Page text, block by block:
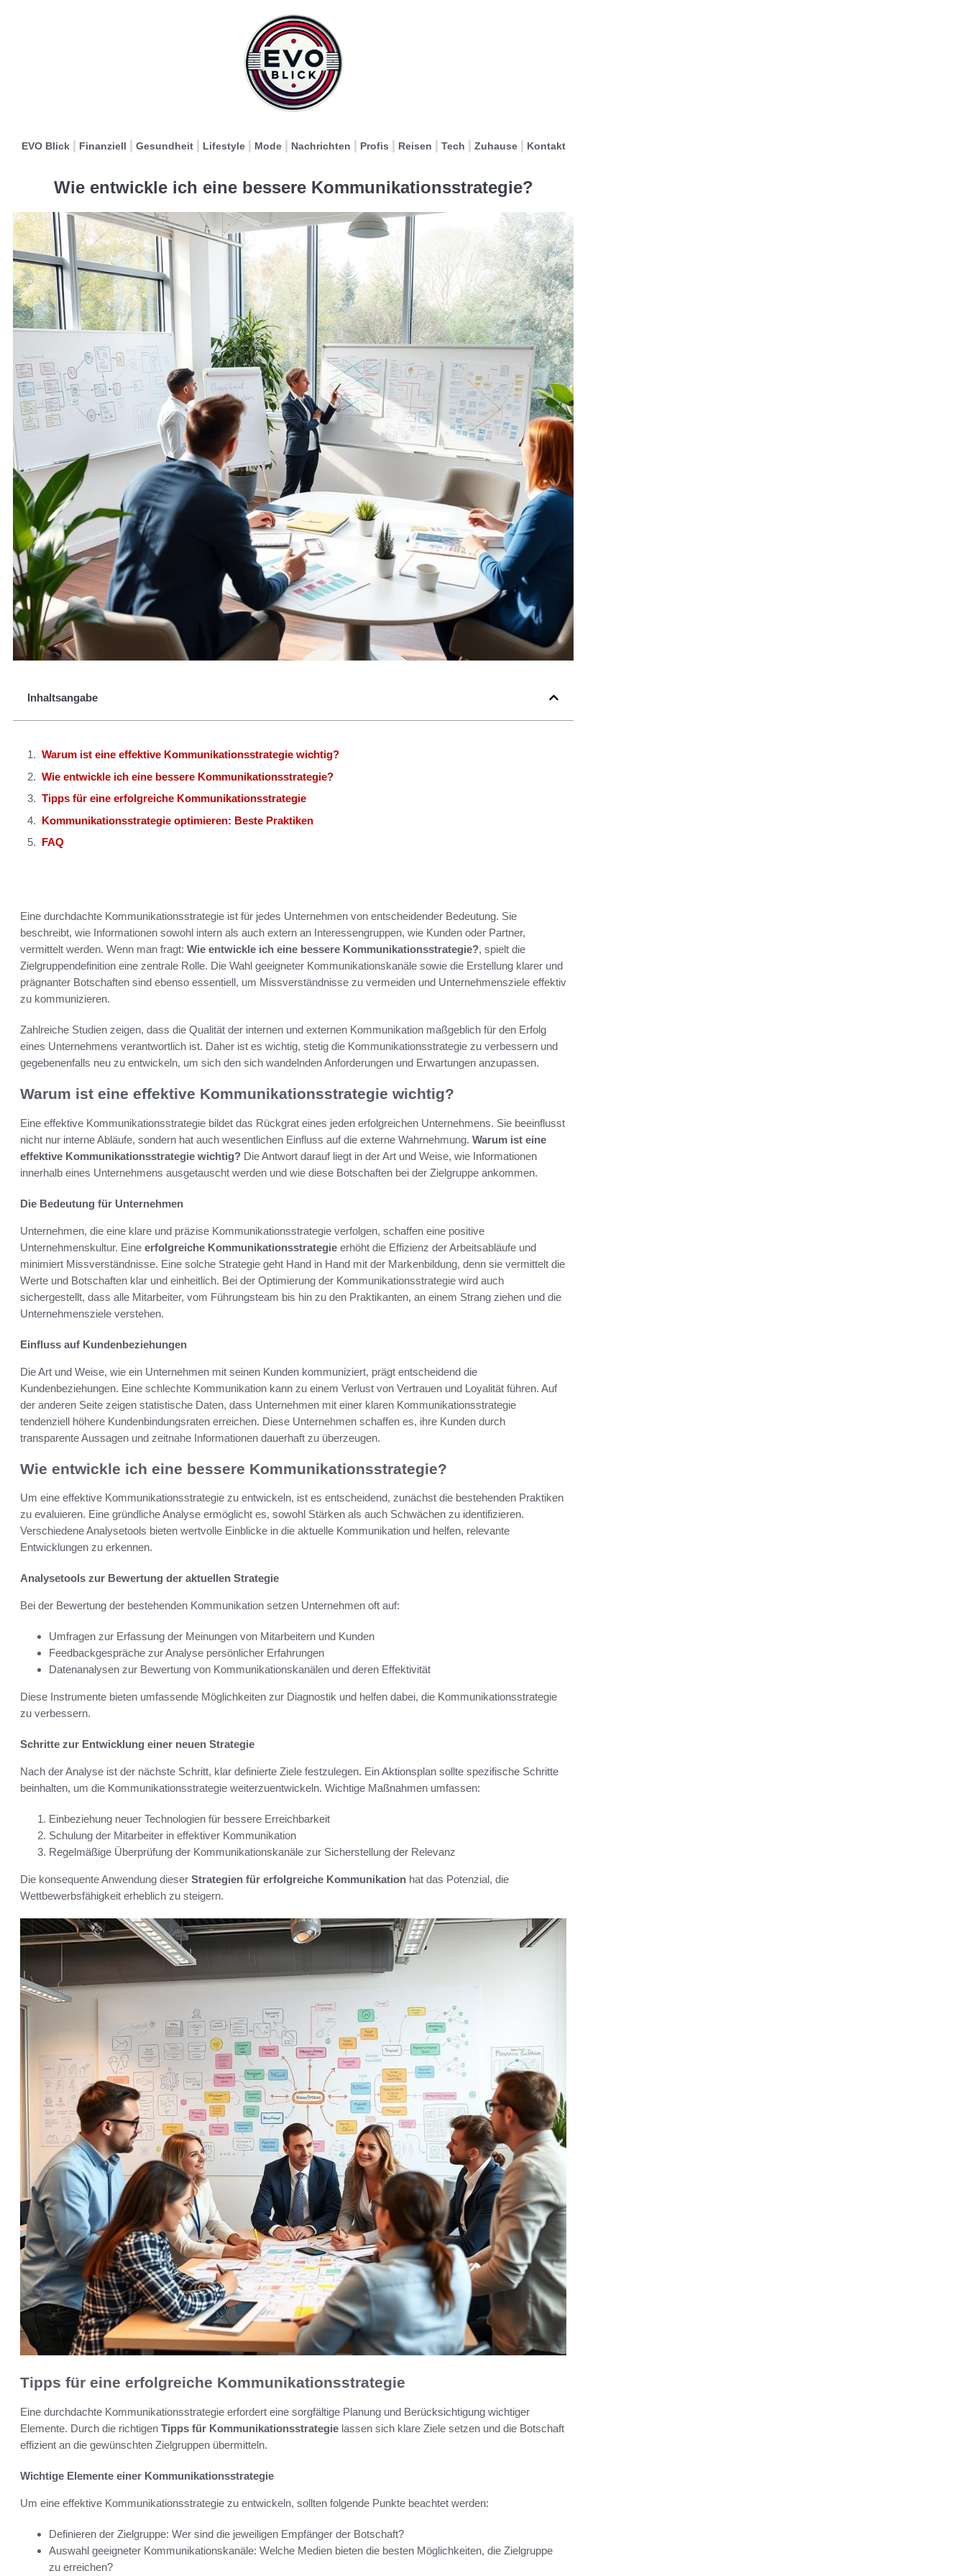
EVO Blick Finanziell Gesundheit Lifestyle Mode Nachrichten Profis Reisen Tech Zuhause Kontakt
Wie entwickle ich eine bessere Kommunikationsstrategie?
Inhaltsangabe
Warum ist eine effektive Kommunikationsstrategie wichtig?
Wie entwickle ich eine bessere Kommunikationsstrategie?
Tipps für eine erfolgreiche Kommunikationsstrategie
Kommunikationsstrategie optimieren: Beste Praktiken
FAQ
Eine durchdachte Kommunikationsstrategie ist für jedes Unternehmen von entscheidender Bedeutung. Sie
beschreibt, wie Informationen sowohl intern als auch extern an Interessengruppen, wie Kunden oder Partner,
vermittelt werden. Wenn man fragt: Wie entwickle ich eine bessere Kommunikationsstrategie?, spielt die
Zielgruppendefinition eine zentrale Rolle. Die Wahl geeigneter Kommunikationskanäle sowie die Erstellung klarer und
prägnanter Botschaften sind ebenso essentiell, um Missverständnisse zu vermeiden und Unternehmensziele effektiv
zu kommunizieren.
Zahlreiche Studien zeigen, dass die Qualität der internen und externen Kommunikation maßgeblich für den Erfolg
eines Unternehmens verantwortlich ist. Daher ist es wichtig, stetig die Kommunikationsstrategie zu verbessern und
gegebenenfalls neu zu entwickeln, um sich den sich wandelnden Anforderungen und Erwartungen anzupassen.
Warum ist eine effektive Kommunikationsstrategie wichtig?
Eine effektive Kommunikationsstrategie bildet das Rückgrat eines jeden erfolgreichen Unternehmens. Sie beeinflusst
nicht nur interne Abläufe, sondern hat auch wesentlichen Einfluss auf die externe Wahrnehmung. Warum ist eine
effektive Kommunikationsstrategie wichtig? Die Antwort darauf liegt in der Art und Weise, wie Informationen
innerhalb eines Unternehmens ausgetauscht werden und wie diese Botschaften bei der Zielgruppe ankommen.
Die Bedeutung für Unternehmen
Unternehmen, die eine klare und präzise Kommunikationsstrategie verfolgen, schaffen eine positive
Unternehmenskultur. Eine erfolgreiche Kommunikationsstrategie erhöht die Effizienz der Arbeitsabläufe und
minimiert Missverständnisse. Eine solche Strategie geht Hand in Hand mit der Markenbildung, denn sie vermittelt die
Werte und Botschaften klar und einheitlich. Bei der Optimierung der Kommunikationsstrategie wird auch
sichergestellt, dass alle Mitarbeiter, vom Führungsteam bis hin zu den Praktikanten, an einem Strang ziehen und die
Unternehmensziele verstehen.
Einfluss auf Kundenbeziehungen
Die Art und Weise, wie ein Unternehmen mit seinen Kunden kommuniziert, prägt entscheidend die
Kundenbeziehungen. Eine schlechte Kommunikation kann zu einem Verlust von Vertrauen und Loyalität führen. Auf
der anderen Seite zeigen statistische Daten, dass Unternehmen mit einer klaren Kommunikationsstrategie
tendenziell höhere Kundenbindungsraten erreichen. Diese Unternehmen schaffen es, ihre Kunden durch
transparente Aussagen und zeitnahe Informationen dauerhaft zu überzeugen.
Wie entwickle ich eine bessere Kommunikationsstrategie?
Um eine effektive Kommunikationsstrategie zu entwickeln, ist es entscheidend, zunächst die bestehenden Praktiken
zu evaluieren. Eine gründliche Analyse ermöglicht es, sowohl Stärken als auch Schwächen zu identifizieren.
Verschiedene Analysetools bieten wertvolle Einblicke in die aktuelle Kommunikation und helfen, relevante
Entwicklungen zu erkennen.
Analysetools zur Bewertung der aktuellen Strategie
Bei der Bewertung der bestehenden Kommunikation setzen Unternehmen oft auf:
Umfragen zur Erfassung der Meinungen von Mitarbeitern und Kunden
Feedbackgespräche zur Analyse persönlicher Erfahrungen
Datenanalysen zur Bewertung von Kommunikationskanälen und deren Effektivität
Diese Instrumente bieten umfassende Möglichkeiten zur Diagnostik und helfen dabei, die Kommunikationsstrategie
zu verbessern.
Schritte zur Entwicklung einer neuen Strategie
Nach der Analyse ist der nächste Schritt, klar definierte Ziele festzulegen. Ein Aktionsplan sollte spezifische Schritte
beinhalten, um die Kommunikationsstrategie weiterzuentwickeln. Wichtige Maßnahmen umfassen:
Einbeziehung neuer Technologien für bessere Erreichbarkeit
Schulung der Mitarbeiter in effektiver Kommunikation
Regelmäßige Überprüfung der Kommunikationskanäle zur Sicherstellung der Relevanz
Die konsequente Anwendung dieser Strategien für erfolgreiche Kommunikation hat das Potenzial, die
Wettbewerbsfähigkeit erheblich zu steigern.
Tipps für eine erfolgreiche Kommunikationsstrategie
Eine durchdachte Kommunikationsstrategie erfordert eine sorgfältige Planung und Berücksichtigung wichtiger
Elemente. Durch die richtigen Tipps für Kommunikationsstrategie lassen sich klare Ziele setzen und die Botschaft
effizient an die gewünschten Zielgruppen übermitteln.
Wichtige Elemente einer Kommunikationsstrategie
Um eine effektive Kommunikationsstrategie zu entwickeln, sollten folgende Punkte beachtet werden:
Definieren der Zielgruppe: Wer sind die jeweiligen Empfänger der Botschaft?
Auswahl geeigneter Kommunikationskanäle: Welche Medien bieten die besten Möglichkeiten, die Zielgruppe
zu erreichen?